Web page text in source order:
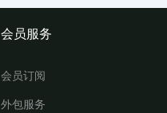
会员服务
会员订阅
外包服务